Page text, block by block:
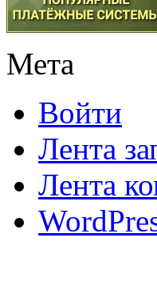
Мета
Войти
Лента
Лента